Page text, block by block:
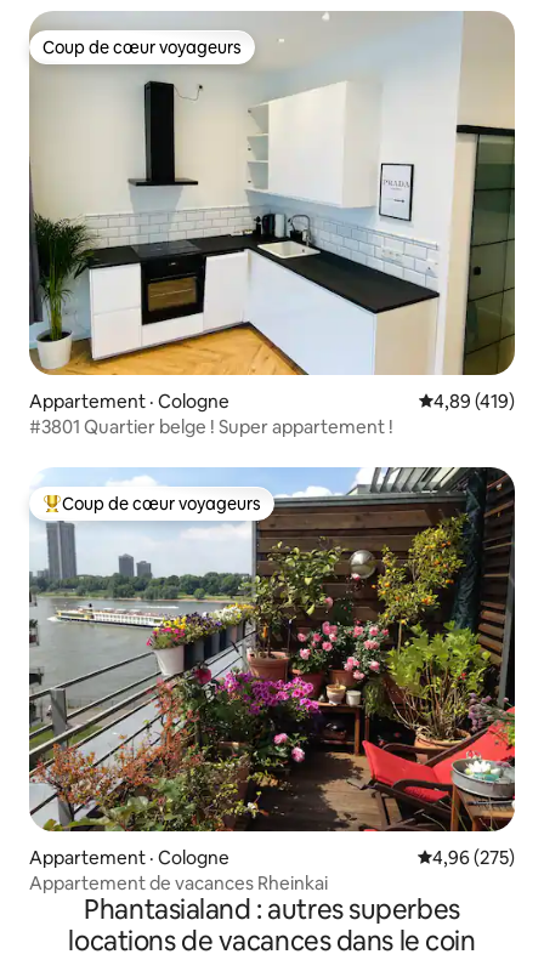
Coup de cœur voyageurs
Coup de cœur voyageurs
Appartement · Cologne Note
4,89 (419)
#3801 Quartier belge ! Super appartement !
Coup de cœur voyageurs parmi les plus aimés
Coup de cœur voyageurs
Appartement · Cologne Note
4,96 (275)
Appartement de vacances Rheinkai
Phantasialand : autres superbes
locations de vacances dans le coin